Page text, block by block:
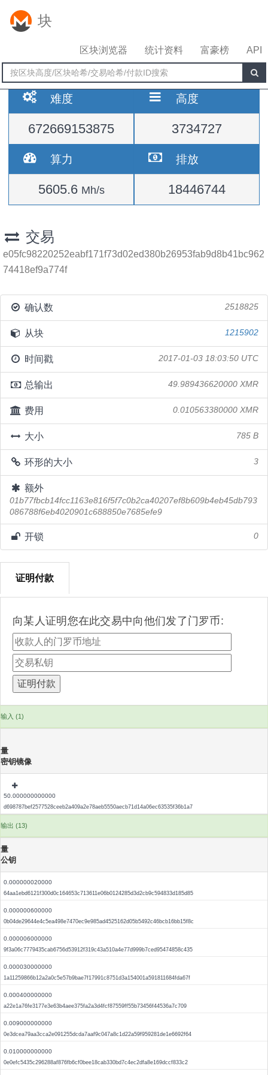
块
区块浏览器 统计资料 富豪榜 API
难度
672669153875
高度
3734727
算力
5605.6 Mh/s
排放
18446744
交易
e05fc98220252eabf171f73d02ed380b26953fab9d8b41bc962
74418ef9a774f
确认数 2518825
从块 1215902
时间戳 2017-01-03 18:03:50 UTC
总输出 49.989436620000 XMR
费用 0.010563380000 XMR
大小 785 B
环形的大小 3
额外
01b77fbcb14fcc1163e816f5f7c0b2ca40207ef8b609b4eb45db793
086788f6eb4020901c688850e7685efe9
开锁 0
证明付款
向某人证明您在此交易中向他们发了门罗币:
输入 (1)
量
密钥镜像
50.000000000000
d698787bef2577528ceeb2a409a2e78aeb5550aecb71d14a06ec63535f36b1a7
输出 (13)
量
公钥
0.000000020000
64aa1ebd6121f300d0c164653c713611e06b0124285d3d2cb9c594833d185d85
0.000000600000
0b04de29644e4c5ea498e7470ec9e985ad4525162d05b5492c46bcb16bb15f8c
0.000006000000
9f3a06c7779435cab6756d53912f319c43a510a4e77d999b7ced95474858c435
0.000030000000
1a11259866b12a2a0c5e57b9bae7f17991c8751d3a154001a591811684fda67f
0.000400000000
a22e1a76fe3177e3e63b4aee375fa2a3d4fcf87559ff55b73456f44536a7c709
0.009000000000
0e3dcea79aa3cca2e091255dcda7aaf9c047a8c1d22a59f959281de1e6692f64
0.010000000000
0e0efc5435c296288af876fb6cf0bee18cab330bd7c4ec2dfa8e169dccf833c2